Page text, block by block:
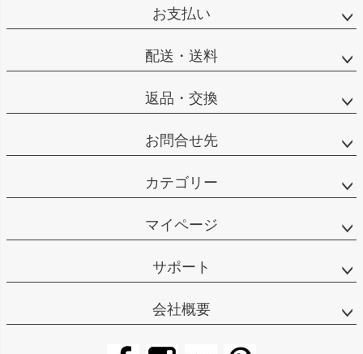
お支払い
配送・送料
返品・交換
お問合せ先
カテゴリー
マイページ
サポート
会社概要